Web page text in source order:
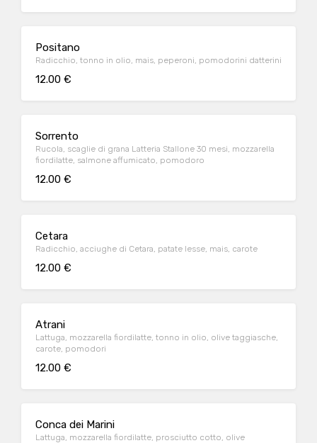
Positano
Radicchio, tonno in olio, mais, peperoni, pomodorini datterini
12.00 €
Sorrento
Rucola, scaglie di grana Latteria Stallone 30 mesi, mozzarella
fiordilatte, salmone affumicato, pomodoro
12.00 €
Cetara
Radicchio, acciughe di Cetara, patate lesse, mais, carote
12.00 €
Atrani
Lattuga, mozzarella fiordilatte, tonno in olio, olive taggiasche,
carote, pomodori
12.00 €
Conca dei Marini
Lattuga, mozzarella fiordilatte, prosciutto cotto, olive